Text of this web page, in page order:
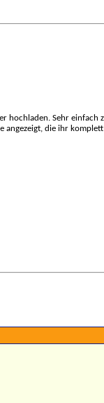
hochladen. Sehr einfach
angezeigt, die ihr